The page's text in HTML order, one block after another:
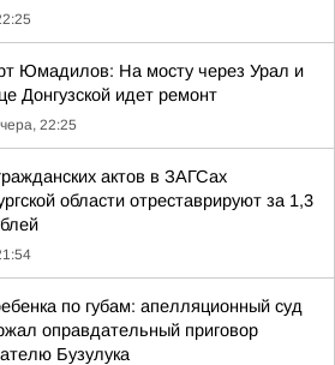
Юмадилов: На мосту через Урал и
Донгузской идет ремонт
22:25
актов в ЗАГСах
области отреставрируют за 1,3
по губам: апелляционный суд
оправдательный приговор
Бузулука